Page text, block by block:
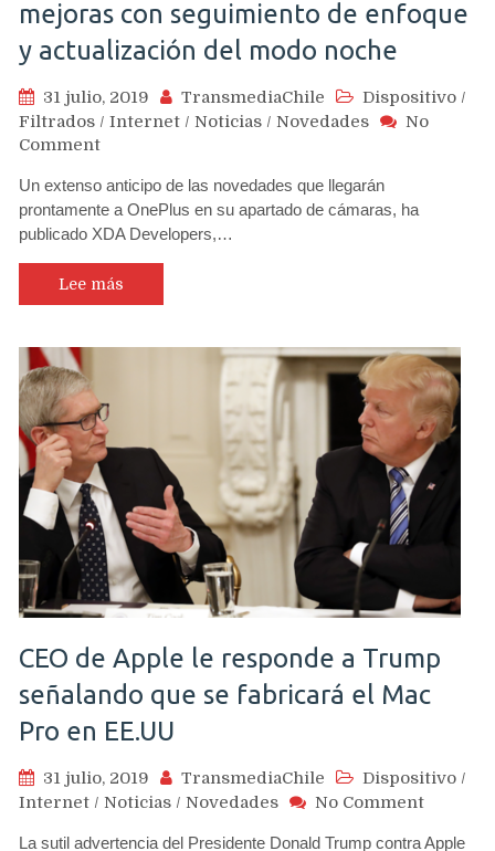
mejoras con seguimiento de enfoque
y actualización del modo noche
31 julio, 2019 TransmediaChile Dispositivo /
Filtrados / Internet / Noticias / Novedades
No
Commenton
del
OnePlus
7
Pro
recibirá
mejoras
seguimiento
enfoque
y
actualización
del
modo
noche
Un extenso anticipo de las novedades que llegarán
prontamente a OnePlus en su apartado de cámaras, ha
publicado XDA Developers,…
Lee más
CEO de Apple le responde a Trump
señalando que se fabricará el Mac
Pro en EE.UU
31 julio, 2019 TransmediaChile Dispositivo /
Internet / Noticias / Novedades No Commenton
de
La sutil advertencia del Presidente Donald Trump contra Apple